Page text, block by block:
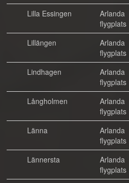
Lilla Essingen
Arlanda
flygplats
Lillängen
Arlanda
flygplats
Lindhagen
Arlanda
flygplats
Långholmen
Arlanda
flygplats
Länna
Arlanda
flygplats
Lännersta
Arlanda
flygplats